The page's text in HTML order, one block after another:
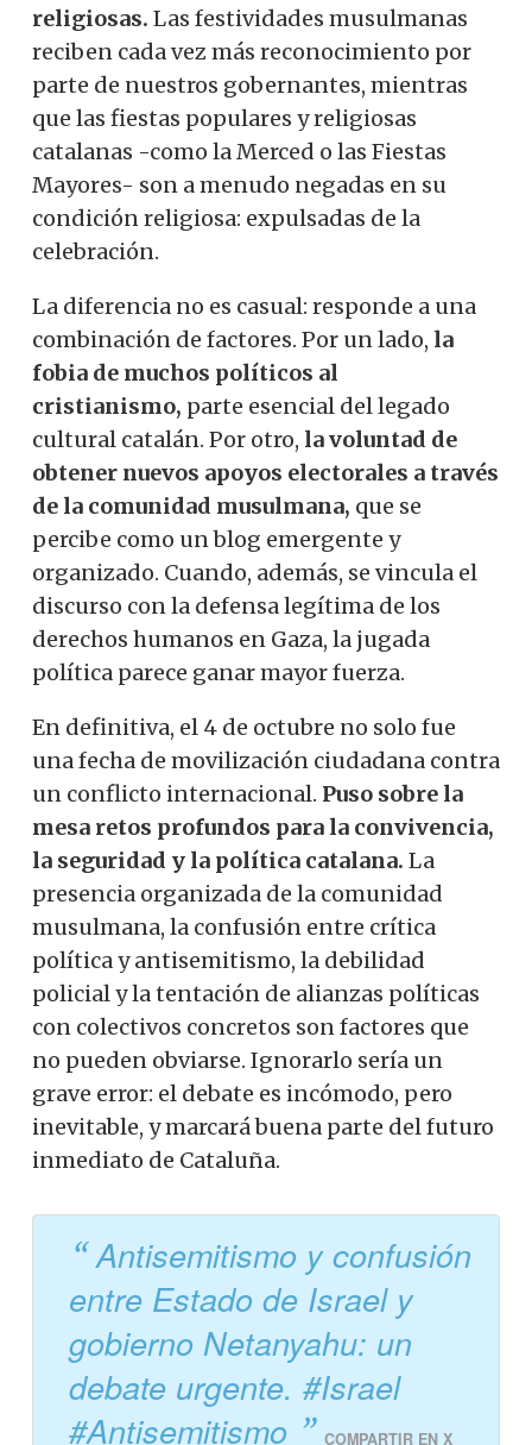
religiosas. Las festividades musulmanas
reciben cada vez más reconocimiento por
parte de nuestros gobernantes, mientras
que las fiestas populares y religiosas
catalanas -como la Merced o las Fiestas
Mayores- son a menudo negadas en su
condición religiosa: expulsadas de la
celebración.
La diferencia no es casual: responde a una
combinación de factores. Por un lado, la
fobia de muchos políticos al
cristianismo, parte esencial del legado
cultural catalán. Por otro, la voluntad de
obtener nuevos apoyos electorales a través
de la comunidad musulmana, que se
percibe como un blog emergente y
organizado. Cuando, además, se vincula el
discurso con la defensa legítima de los
derechos humanos en Gaza, la jugada
política parece ganar mayor fuerza.
En definitiva, el 4 de octubre no solo fue
una fecha de movilización ciudadana contra
un conflicto internacional. Puso sobre la
mesa retos profundos para la convivencia,
la seguridad y la política catalana. La
presencia organizada de la comunidad
musulmana, la confusión entre crítica
política y antisemitismo, la debilidad
policial y la tentación de alianzas políticas
con colectivos concretos son factores que
no pueden obviarse. Ignorarlo sería un
grave error: el debate es incómodo, pero
inevitable, y marcará buena parte del futuro
inmediato de Cataluña.
Antisemitismo y confusión
entre Estado de Israel y
gobierno Netanyahu: un
debate urgente. #Israel
#Antisemitismo
COMPARTIR EN X